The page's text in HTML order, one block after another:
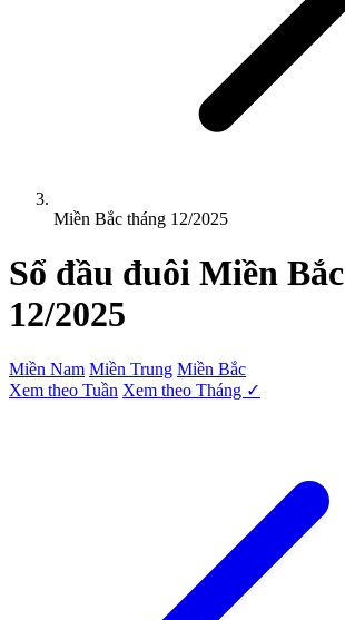
Miền Bắc tháng 12/2025
Sổ đầu đuôi Miền Bắc
12/2025
Miền Nam Miền Trung Miền Bắc
Xem theo Tuần Xem theo Tháng ✓